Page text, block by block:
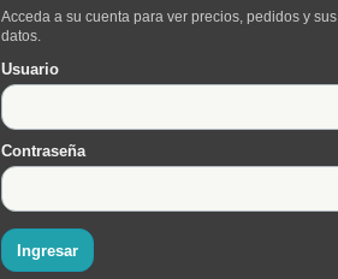
Acceda a su cuenta para ver precios, pedidos y sus
datos.
Usuario
Contraseña
Ingresar